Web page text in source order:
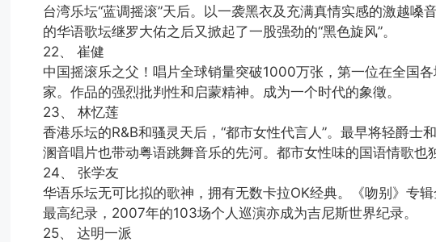
台湾乐坛“蓝调摇滚”天后。以一袭黑衣及充满真情实感的激越嗓
的华语歌坛继罗大佑之后又掀起了一股强劲的“黑色旋风”。
22、 崔健
中国摇滚乐之父！唱片全球销量突破1000万张，第一位在全国
家。作品的强烈批判性和启蒙精神。成为一个时代的象徵。
23、 林忆莲
香港乐坛的R&B和骚灵天后，“都市女性代言人”。最早将轻爵士
溷音唱片也带动粤语跳舞音乐的先河。都市女性味的国语情歌也
24、 张学友
华语乐坛无可比拟的歌神，拥有无数卡拉OK经典。《吻别》专
最高纪录，2007年的103场个人巡演亦成为吉尼斯世界纪录。
25、 达明一派